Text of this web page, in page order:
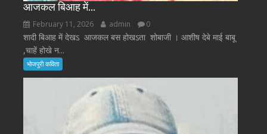
आजकल बिआह में…
February 11, 2026 admin 0
शादी बिआह में देखऽ आजकल बस होखऽता शोबाजी । आशीष देबे माई बाबू
,चाहें होखे न...
भोजपुरी कविता